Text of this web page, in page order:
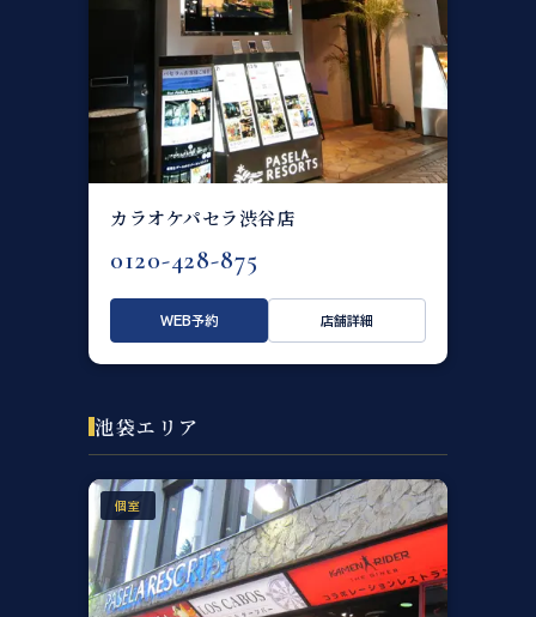
カラオケパセラ渋谷店
0120-428-875
WEB予約 店舗詳細
池袋エリア
個室